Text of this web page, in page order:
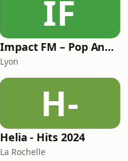
IF
Impact FM – Pop Anglaise
Lyon
H-
Helia - Hits 2024
La Rochelle